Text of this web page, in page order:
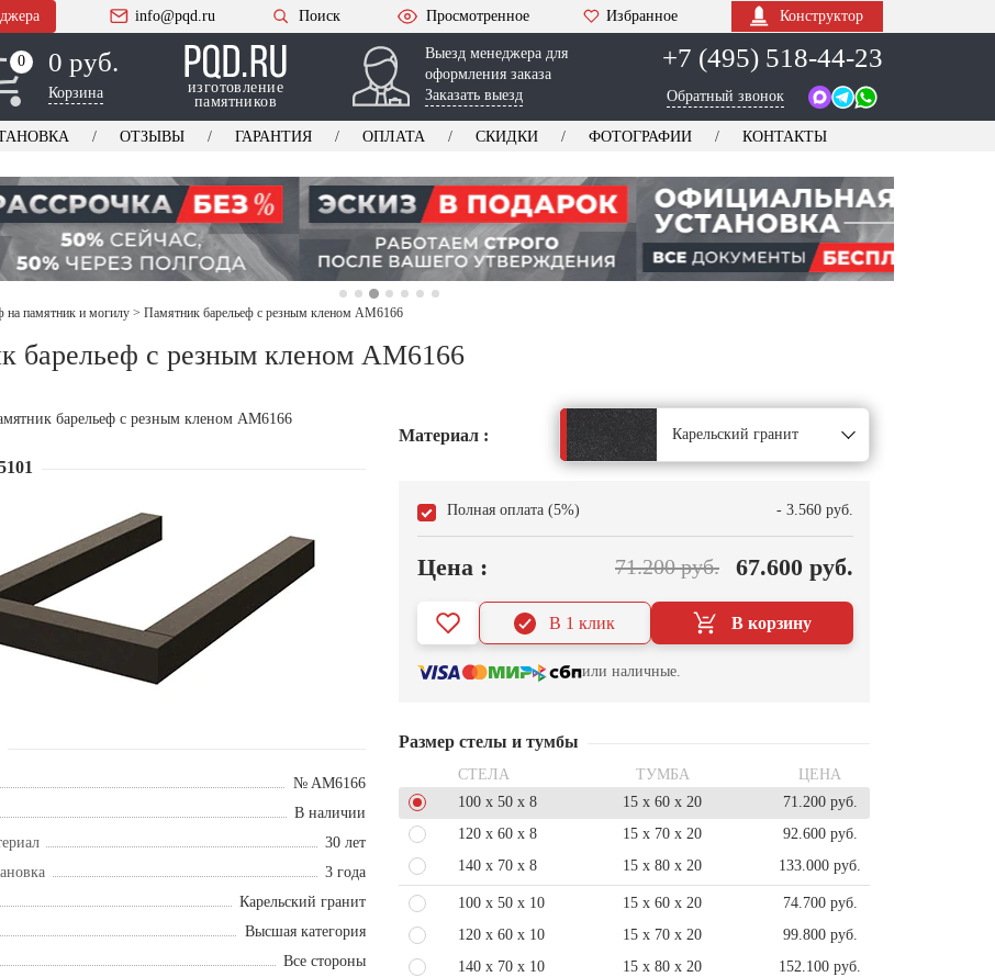
info@pqd.ru Поиск Просмотренное Избранное Конструктор
0
0 0 руб.
Корзина
изготовление
памятников
Выезд менеджера для
оформления заказа
Заказать выезд
+7 (495) 518-44-23
Обратный звонок
ОТЗЫВЫ ГАРАНТИЯ ОПЛАТА СКИДКИ ФОТОГРАФИИ КОНТАКТЫ
на памятник и могилу > Памятник барельеф с резным кленом AM6166
барельеф с резным кленом AM6166
№ AM6166
В наличии
30 лет
3 года
Карельский гранит
Высшая категория
Все стороны
Материал : Карельский гранит
Полная оплата (5%) - 3.560 руб.
Цена : 71.200 руб. 67.600 руб.
В корзину
В 1 клик
или наличные.
Размер стелы и тумбы
СТЕЛА ТУМБА
ЦЕНА
100 x 50 x 8
15 x 60 x 20
71.200 руб.
120 x 60 x 8
15 x 70 x 20
92.600 руб.
140 x 70 x 8
15 x 80 x 20 133.000 руб.
100 x 50 x 10 15 x 60 x 20
74.700 руб.
120 x 60 x 10
15 x 70 x 20
99.800 руб.
140 x 70 x 10
15 x 80 x 20
152.100 руб.